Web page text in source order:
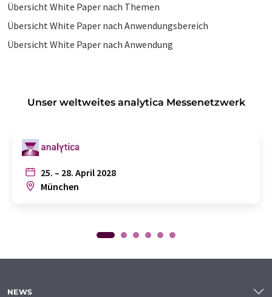
Übersicht White Paper nach Themen
Übersicht White Paper nach Anwendungsbereich
Übersicht White Paper nach Anwendung
Unser weltweites analytica Messenetzwerk
25. – 28. April 2028
München
NEWS